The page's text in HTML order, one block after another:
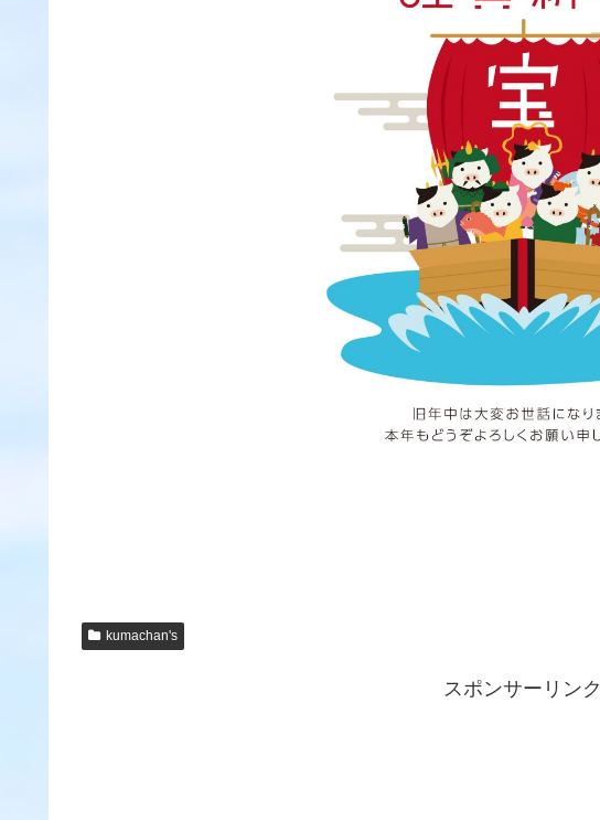
kumachan's
スポンサーリンク